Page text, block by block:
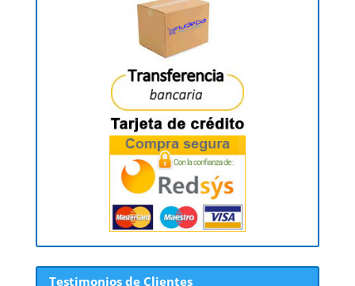
Testimonios de Clientes